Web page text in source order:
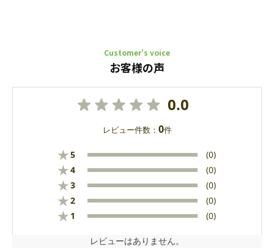
Customer’s voice
お客様の声
0.0
レビュー件数： 0件
★5 (0)
★4 (0)
★3 (0)
★2 (0)
★ 1 (0)
レビューはありません。